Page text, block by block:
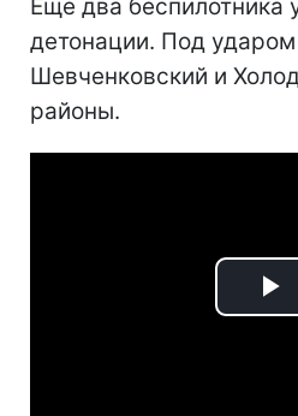
Еще два беспилотника
детонации. Под ударом
Шевченковский и
районы.